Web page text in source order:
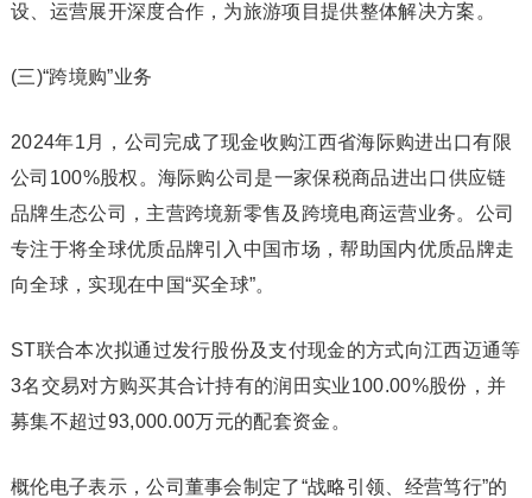
设、运营展开深度合作，为旅游项目提供整体解决方案。
(三)“跨境购”业务
2024年1月，公司完成了现金收购江西省海际购进出口有限
公司100%股权。海际购公司是一家保税商品进出口供应链
品牌生态公司，主营跨境新零售及跨境电商运营业务。公司
专注于将全球优质品牌引入中国市场，帮助国内优质品牌走
向全球，实现在中国“买全球”。
ST联合本次拟通过发行股份及支付现金的方式向江西迈通等
3名交易对方购买其合计持有的润田实业100.00%股份，并
募集不超过93,000.00万元的配套资金。
概伦电子表示，公司董事会制定了“战略引领、经营笃行”的